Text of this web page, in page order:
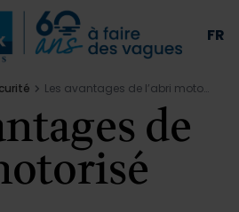
FR
Les avantages de l’abri motorisé
de